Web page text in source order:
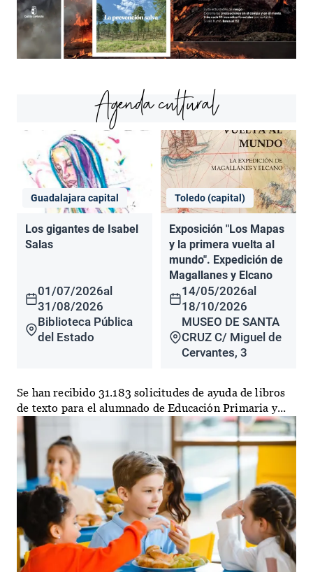
Agenda cultural
Guadalajara capital
Los gigantes de Isabel
Salas
01/07/2026al
31/08/2026
Biblioteca Pública
del Estado
Toledo (capital)
Exposición "Los Mapas
y la primera vuelta al
mundo". Expedición de
Magallanes y Elcano
14/05/2026al
18/10/2026
MUSEO DE SANTA
CRUZ C/ Miguel de
Cervantes, 3
Se han recibido 31.183 solicitudes de ayuda de libros
de texto para el alumnado de Educación Primaria y...